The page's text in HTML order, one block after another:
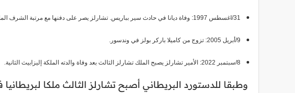
31/اغسطس 1997: وفاة ديانا في حادث سير بباريس. تشارلز يصر على دفنها مع مرتبة الشرف الملكية.
9/أبريل 2005: تزوج من كاميلا باركر بولز في وندسور.
8/سبتمبر 2022: الأمير تشارلز يصبح الملك تشارلز الثالث بعد وفاة والدته الملكة إليزابيث الثانية.
وطبقا للدستورد البريطاني أصبح تشارلز الثالث ملكا